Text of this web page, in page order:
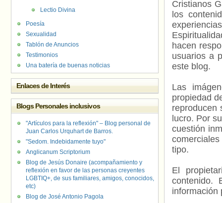
Cristianos
los
hacen
usuarios a
este blog.
Las
propiedad
reproducen
lucro. Por
cuestión
tipo.
El
contenido.
información
Lectio Divina
Poesía
Sexualidad
Tablón de Anuncios
Testimonios
Una batería de buenas noticias
Enlaces de Interés
Blogs Personales inclusivos
"Artículos para la reflexión" – Blog personal de
Juan Carlos Urquhart de Barros.
"Sedom. Indebidamente tuyo"
Anglicanum Scriptorium
Blog de Jesús Donaire (acompañamiento y
reflexión en favor de las personas creyentes
LGBTIQ+, de sus familiares, amigos, conocidos,
etc)
Blog de José Antonio Pagola